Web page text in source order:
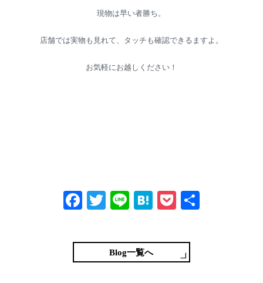
現物は早い者勝ち。
店舗では実物も見れて、タッチも確認できるますよ。
お気軽にお越しください！
Fa
bo
ok
T
tte
r
Li
H
en
a
P
ke
t
Blog一覧へ